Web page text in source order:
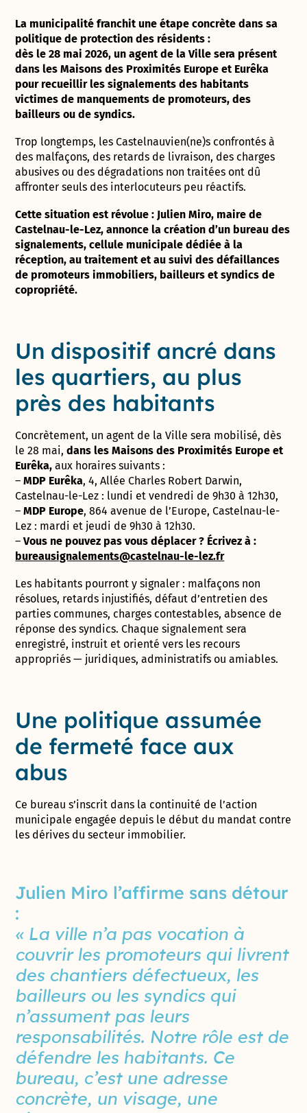
La municipalité franchit une étape concrète dans sa
politique de protection des résidents :
dès le 28 mai 2026, un agent de la Ville sera présent
dans les Maisons des Proximités Europe et Eurêka
pour recueillir les signalements des habitants
victimes de manquements de promoteurs, des
bailleurs ou de syndics.
Trop longtemps, les Castelnauvien(ne)s confrontés à
des malfaçons, des retards de livraison, des charges
abusives ou des dégradations non traitées ont dû
affronter seuls des interlocuteurs peu réactifs.
Cette situation est révolue : Julien Miro, maire de
Castelnau-le-Lez, annonce la création d’un bureau des
signalements, cellule municipale dédiée à la
réception, au traitement et au suivi des défaillances
de promoteurs immobiliers, bailleurs et syndics de
copropriété.
Un dispositif ancré dans
les quartiers, au plus
près des habitants
Concrètement, un agent de la Ville sera mobilisé, dès
le 28 mai, dans les Maisons des Proximités Europe et
Eurêka, aux horaires suivants :
–MDP Eurêka, 4, Allée Charles Robert Darwin,
Castelnau-le-Lez : lundi et vendredi de 9h30 à 12h30,
–MDP Europe, 864 avenue de l’Europe, Castelnau-le-
Lez : mardi et jeudi de 9h30 à 12h30.
–Vous ne pouvez pas vous déplacer ? Écrivez à :
bureausignalements@castelnau-le-lez.fr
Les habitants pourront y signaler : malfaçons non
résolues, retards injustifiés, défaut d’entretien des
parties communes, charges contestables, absence de
réponse des syndics. Chaque signalement sera
enregistré, instruit et orienté vers les recours
appropriés — juridiques, administratifs ou amiables.
Une politique assumée
de fermeté face aux
abus
Ce bureau s’inscrit dans la continuité de l’action
municipale engagée depuis le début du mandat contre
les dérives du secteur immobilier.
Julien Miro l’affirme sans détour
:
« La ville n’a pas vocation à
couvrir les promoteurs qui livrent
des chantiers défectueux, les
bailleurs ou les syndics qui
n’assument pas leurs
responsabilités. Notre rôle est de
défendre les habitants. Ce
bureau, c’est une adresse
concrète, un visage, une